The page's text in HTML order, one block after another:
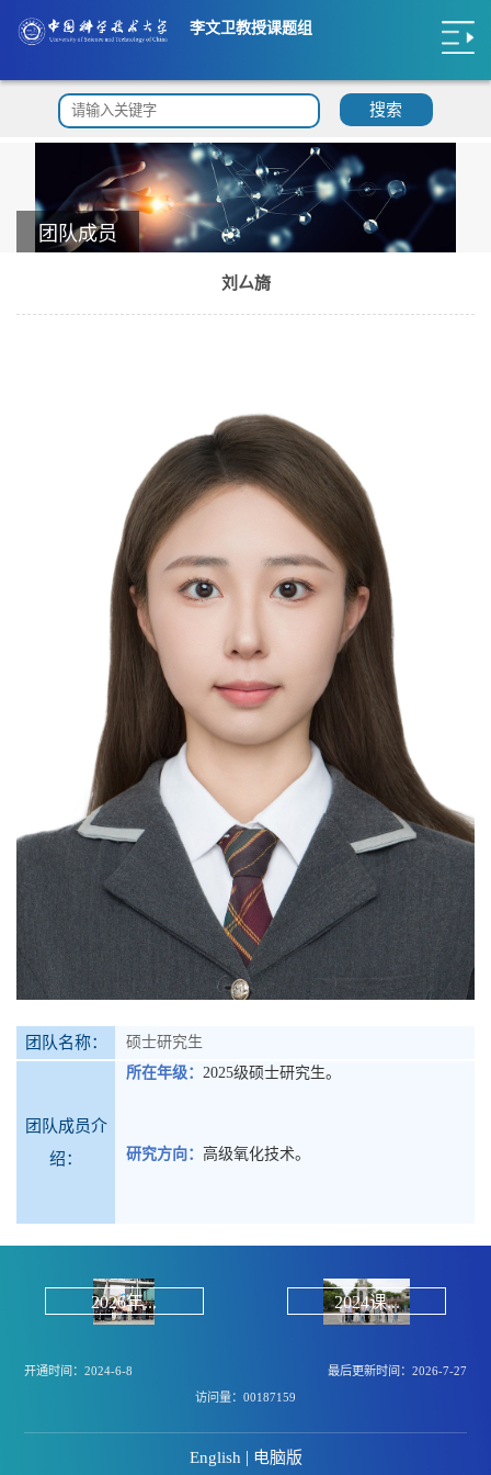
李文卫教授课题组
搜索
团队成员
刘厶旖
团队名称： 硕士研究生
团队成员介
绍：
所在年级： 2025级硕士研究生。
研究方向 ： 高级氧化技术。
2026年... 2024课...
开通时间：2024-6-8 最后更新时间： 2026-7-27
访问量： 00187159
English | 电脑版